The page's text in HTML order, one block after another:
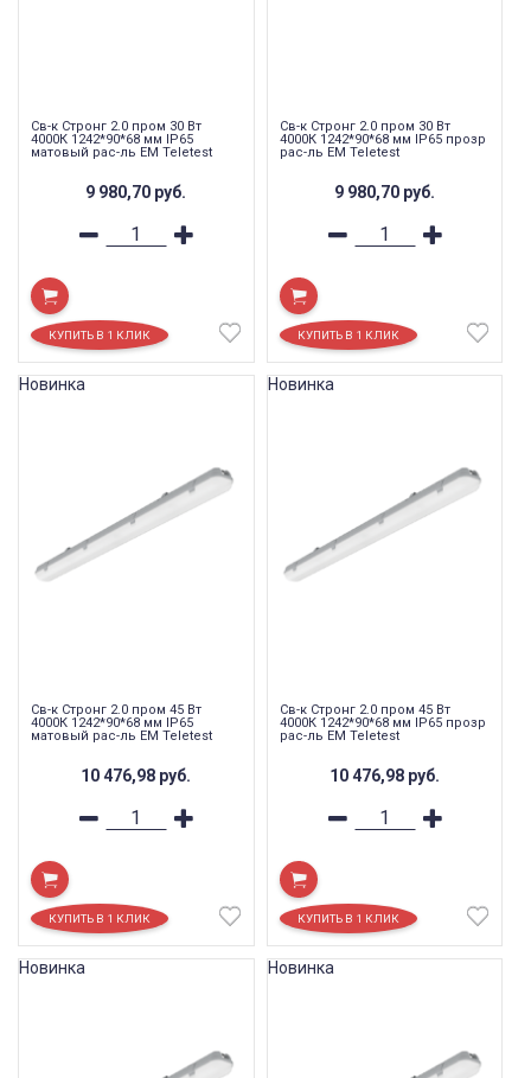
Св-к Стронг 2.0 пром 30 Вт
4000К 1242*90*68 мм IP65
матовый рас-ль EM Teletest
9 980,70 руб.
Св-к Стронг 2.0 пром 30 Вт
4000К 1242*90*68 мм IP65 прозр
рас-ль EM Teletest
9 980,70 руб.
Св-к Стронг 2.0 пром 45 Вт
4000К 1242*90*68 мм IP65
матовый рас-ль EM Teletest
10 476,98 руб.
Новинка
Св-к Стронг 2.0 пром 45 Вт
4000К 1242*90*68 мм IP65 прозр
рас-ль EM Teletest
10 476,98 руб.
Новинка
Новинка Новинка